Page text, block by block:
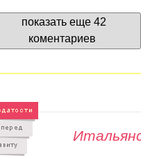
показать еще 42
коментариев